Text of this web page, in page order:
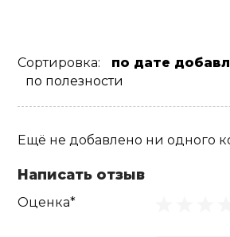
Сортировка:
по дате
по полезности
Ещё не добавлено ни одного
Написать отзыв
Оценка*